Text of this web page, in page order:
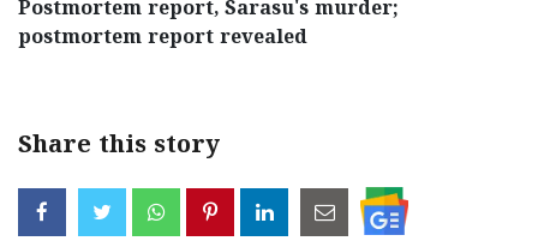
Postmortem report, Sarasu's murder;
postmortem report revealed
Share this story